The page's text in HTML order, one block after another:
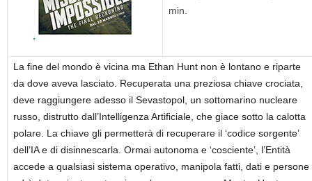
min.
La fine del mondo è vicina ma Ethan Hunt non è lontano e riparte
da dove aveva lasciato. Recuperata una preziosa chiave crociata,
deve raggiungere adesso il Sevastopol, un sottomarino nucleare
russo, distrutto dall’Intelligenza Artificiale, che giace sotto la calotta
polare. La chiave gli permetterà di recuperare il ‘codice sorgente’
dell’IA e di disinnescarla. Ormai autonoma e ‘cosciente’, l’Entità
accede a qualsiasi sistema operativo, manipola fatti, dati e persone